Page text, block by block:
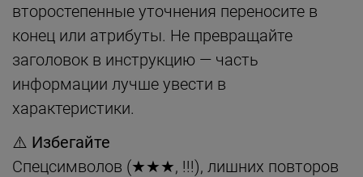
второстепенные уточнения переносите в
конец или атрибуты. Не превращайте
заголовок в инструкцию — часть
информации лучше увести в
характеристики.
⚠️ Избегайте
Спецсимволов (★★★, !!!), лишних повторов